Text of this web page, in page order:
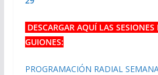
DESCARGAR AQUÍ LAS SESIONES
GUIONES:
PROGRAMACIÓN RADIAL